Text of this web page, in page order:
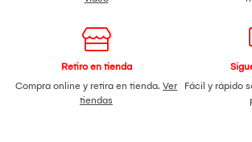
Retiro en tienda
Compra online y retira en tienda. Ver
tiendas
Fácil y rápido